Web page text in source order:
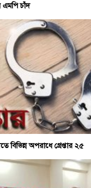
এমপি চাঁদ
বিভিন্ন অপরাধে গ্রেপ্তার ২৫